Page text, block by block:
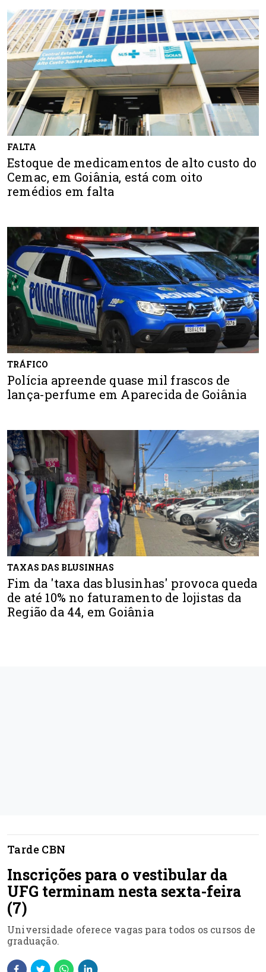
FALTA
Estoque de medicamentos de alto custo do
Cemac, em Goiânia, está com oito
remédios em falta
TRÁFICO
Polícia apreende quase mil frascos de
lança-perfume em Aparecida de Goiânia
TAXAS DAS BLUSINHAS
Fim da 'taxa das blusinhas' provoca queda
de até 10% no faturamento de lojistas da
Região da 44, em Goiânia
Tarde CBN
Inscrições para o vestibular da
UFG terminam nesta sexta-feira
(7)
Universidade oferece vagas para todos os cursos de
graduação.